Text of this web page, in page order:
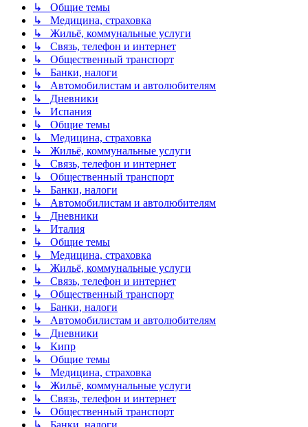
↳ Общие темы
↳ Медицина, страховка
↳ Жильё, коммунальные услуги
↳ Связь, телефон и интернет
↳ Общественный транспорт
↳ Банки, налоги
↳ Автомобилистам и автолюбителям
↳ Дневники
↳ Испания
↳ Общие темы
↳ Медицина, страховка
↳ Жильё, коммунальные услуги
↳ Связь, телефон и интернет
↳ Общественный транспорт
↳ Банки, налоги
↳ Автомобилистам и автолюбителям
↳ Дневники
↳ Италия
↳ Общие темы
↳ Медицина, страховка
↳ Жильё, коммунальные услуги
↳ Связь, телефон и интернет
↳ Общественный транспорт
↳ Банки, налоги
↳ Автомобилистам и автолюбителям
↳ Дневники
↳ Кипр
↳ Общие темы
↳ Медицина, страховка
↳ Жильё, коммунальные услуги
↳ Связь, телефон и интернет
↳ Общественный транспорт
↳ Банки, налоги